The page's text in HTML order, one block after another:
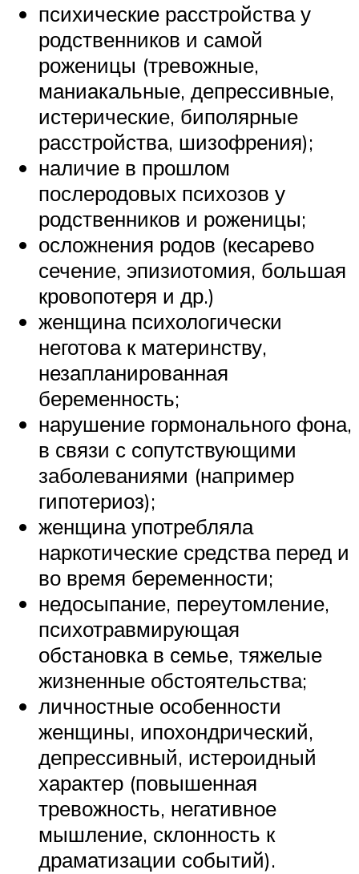
психические расстройства у
родственников и самой
роженицы (тревожные,
маниакальные, депрессивные,
истерические, биполярные
расстройства, шизофрения);
наличие в прошлом
послеродовых психозов у
родственников и роженицы;
осложнения родов (кесарево
сечение, эпизиотомия, большая
кровопотеря и др.)
женщина психологически
неготова к материнству,
незапланированная
беременность;
нарушение гормонального фона,
в связи с сопутствующими
заболеваниями (например
гипотериоз);
женщина употребляла
наркотические средства перед и
во время беременности;
недосыпание, переутомление,
психотравмирующая
обстановка в семье, тяжелые
жизненные обстоятельства;
личностные особенности
женщины, ипохондрический,
депрессивный, истероидный
характер (повышенная
тревожность, негативное
мышление, склонность к
драматизации событий).